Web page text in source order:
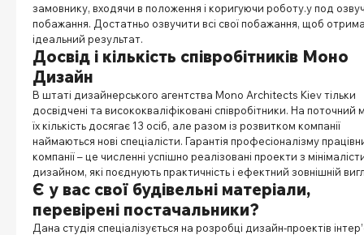
замовнику, входячи в положення і коригуючи роботу.у под
побажання. Достатньо озвучити всі свої побажання, щоб
ідеальний результат.
Досвід і кількість співробітників Моно
Дизайн
В штаті дизайнерського агентства Mono Architects Kiev тільки
досвідчені та висококваліфіковані співробітники. На поточний
їх кількість досягає 13 осіб, але разом із розвитком компанії
наймаються нові спеціалісти. Гарантія професіоналізму
компанії – це численні успішно реалізовані проекти з
дизайном, які поєднують практичність і ефектний зовнішній
Є у вас свої будівельні матеріали,
перевірені постачальники?
Дана студія спеціалізується на розробці дизайн-проектів